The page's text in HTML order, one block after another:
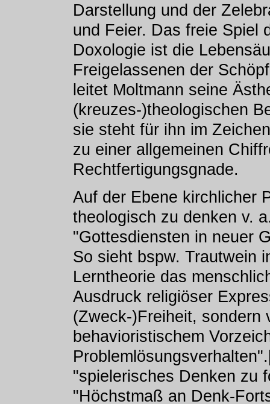
Darstellung und der
und Feier. Das freie Spiel
Doxologie ist die
Freigelassenen der
leitet Moltmann seine
(kreuzes-)theologischen
sie steht für ihn im
zu einer allgemeinen
Rechtfertigungsgnade.
Auf der Ebene kirchlicher
theologisch zu denken v.
"Gottesdiensten in neuer
So sieht bspw. Trautwein
Lerntheorie das
Ausdruck religiöser
(Zweck-)Freiheit, sondern
behavioristischem
"spielerisches Denken zu
"Höchstmaß an Denk-